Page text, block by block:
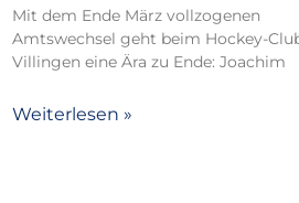
Mit dem Ende März vollzogenen
Amtswechsel geht beim Hockey-
Villingen eine Ära zu Ende: Joachim
Weiterlesen »